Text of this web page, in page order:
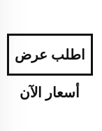
اطلب عرض
أسعار الآن